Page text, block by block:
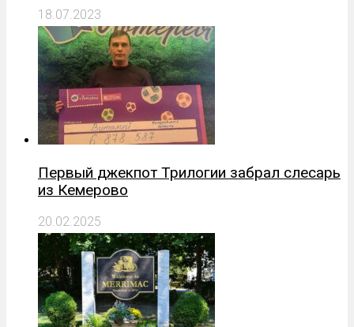
18.07.2023
Первый джекпот Трилогии забрал слесарь
из Кемерово
20.02.2025